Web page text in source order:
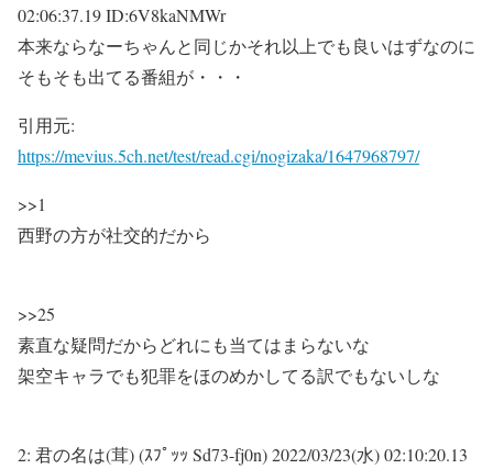
02:06:37.19 ID:6V8kaNMWr
本来ならなーちゃんと同じかそれ以上でも良いはずなのに
そもそも出てる番組が・・・
引用元:
https://mevius.5ch.net/test/read.cgi/nogizaka/1647968797/
>>1
西野の方が社交的だから
>>25
素直な疑問だからどれにも当てはまらないな
架空キャラでも犯罪をほのめかしてる訳でもないしな
2: 君の名は(茸) (ｽﾌﾟｯｯ Sd73-fj0n)2022/03/23(水) 02:10:20.13